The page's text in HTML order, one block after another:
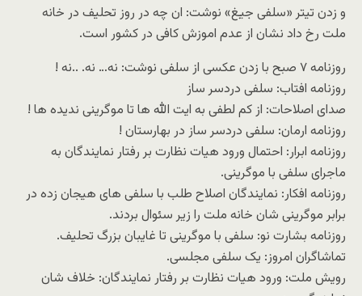
و زدن تیتر «سلفی جیغ» نوشت: ان چه در روز تحلیف در خانه
ملت رخ داد نشان از عدم اموزش کافی در کشور است.
روزنامه ۷ صبح با زدن عکسی از سلفی نوشت: نه… نه. ..نه !
روزنامه افتاب: سلفی دردسر ساز
صدای اصلاحات: از کم لطفی به ایت الله ها تا موگرینی ندیده ها !
روزنامه ارمان: سلفی دردسر ساز در بهارستان !
روزنامه ابرار: احتمال ورود هیات نظارت بر رفتار نمایندگان به
ماجرای سلفی با موگرینی.
روزنامه افکار: نمایندگان اصلاح طلب با سلفی های هیجان زده در
برابر موگرینی شان خانه ملت را زیر سئوال بردند.
روزنامه بشارت نو: سلفی با موگرینی تا غایبان بزرگ تحلیف.
تماشاگران امروز: یک سلفی مجلسی.
رویش ملت: ورود هیات نظارت بر رفتار نمایندگان: خلاف شان